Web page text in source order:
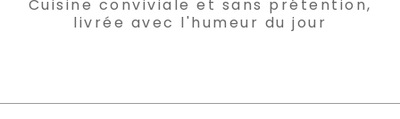
Cuisine conviviale et sans prétention,
livrée avec l'humeur du jour